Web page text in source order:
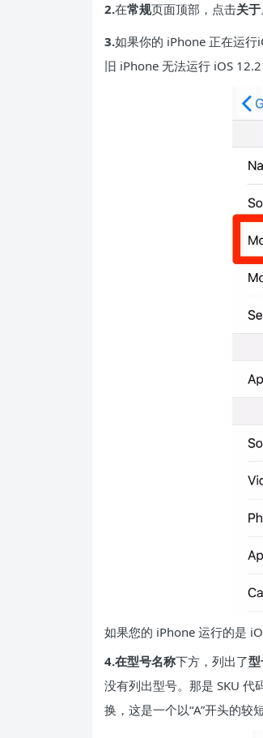
2.在常规页面顶部，点击关于
3.如果你的 iPhone 正在运行
旧 iPhone 无法运行 iOS 12.2
如果您的 iPhone 运行的是
4.在型号名称下方，列出了
没有列出型号。那是 SKU 代
换，这是一个以“A”开头的较